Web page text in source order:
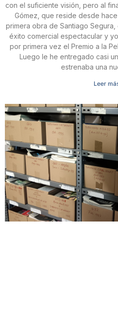
con el suficiente visión, pero al
Gómez, que reside desde
primera obra de Santiago
éxito comercial espectacular y
por primera vez el Premio a la
Luego le he entregado casi
estrenaba una
Leer